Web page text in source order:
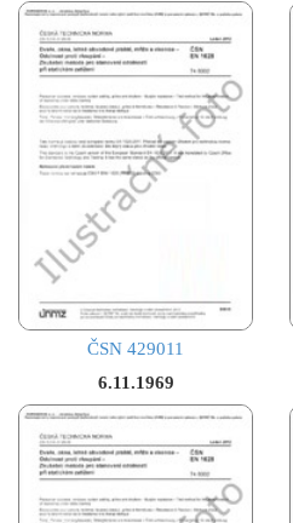
ČSN 429011
6.11.1969